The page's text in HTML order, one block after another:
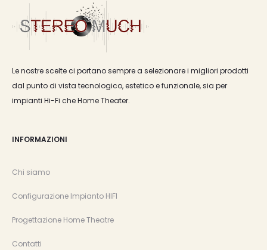
Le nostre scelte ci portano sempre a selezionare i migliori prodotti
dal punto di vista tecnologico, estetico e funzionale, sia per
impianti Hi-Fi che Home Theater.
INFORMAZIONI
Chi siamo
Configurazione Impianto HIFI
Progettazione Home Theatre
Contatti